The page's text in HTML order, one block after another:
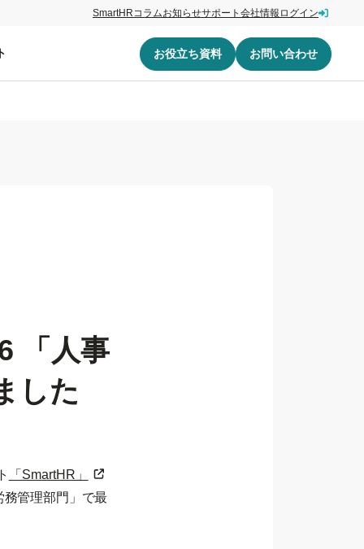
SmartHRコラムお知らせサポート 会社情報 ログイン
お役立ち資料 お問い合わせ
「人事
した
「SmartHR」
管理部門」で最